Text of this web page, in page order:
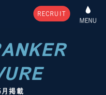
MENU
RECRUIT
掲載